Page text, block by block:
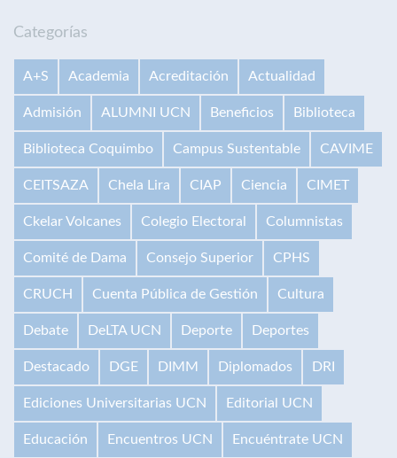
Categorías
A+S Academia Acreditación Actualidad
Admisión ALUMNI UCN Beneficios Biblioteca
Biblioteca Coquimbo Campus Sustentable CAVIME
CEITSAZA Chela Lira CIAP Ciencia CIMET
Ckelar Volcanes Colegio Electoral Columnistas
Comité de Dama Consejo Superior CPHS
CRUCH Cuenta Pública de Gestión Cultura
Debate DeLTA UCN Deporte Deportes
Destacado DGE DIMM Diplomados DRI
Ediciones Universitarias UCN Editorial UCN
Educación Encuentros UCN Encuéntrate UCN